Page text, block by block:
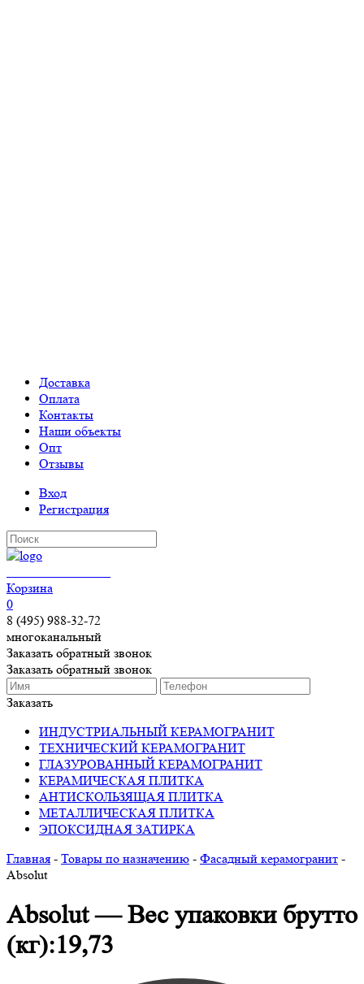
Доставка
Оплата
Контакты
Наши объекты
Опт
Отзывы
Вход
Регистрация
Корзина
0
8 (495) 988-32-72
многоканальный
Заказать обратный звонок
Заказать обратный звонок
Заказать
ИНДУСТРИАЛЬНЫЙ КЕРАМОГРАНИТ
ТЕХНИЧЕСКИЙ КЕРАМОГРАНИТ
ГЛАЗУРОВАННЫЙ КЕРАМОГРАНИТ
КЕРАМИЧЕСКАЯ ПЛИТКА
АНТИСКОЛЬЗЯЩАЯ ПЛИТКА
МЕТАЛЛИЧЕСКАЯ ПЛИТКА
ЭПОКСИДНАЯ ЗАТИРКА
Главная - Товары по назначению - Фасадный керамогранит -
Absolut
Absolut — Вес упаковки брутто
(кг):19,73